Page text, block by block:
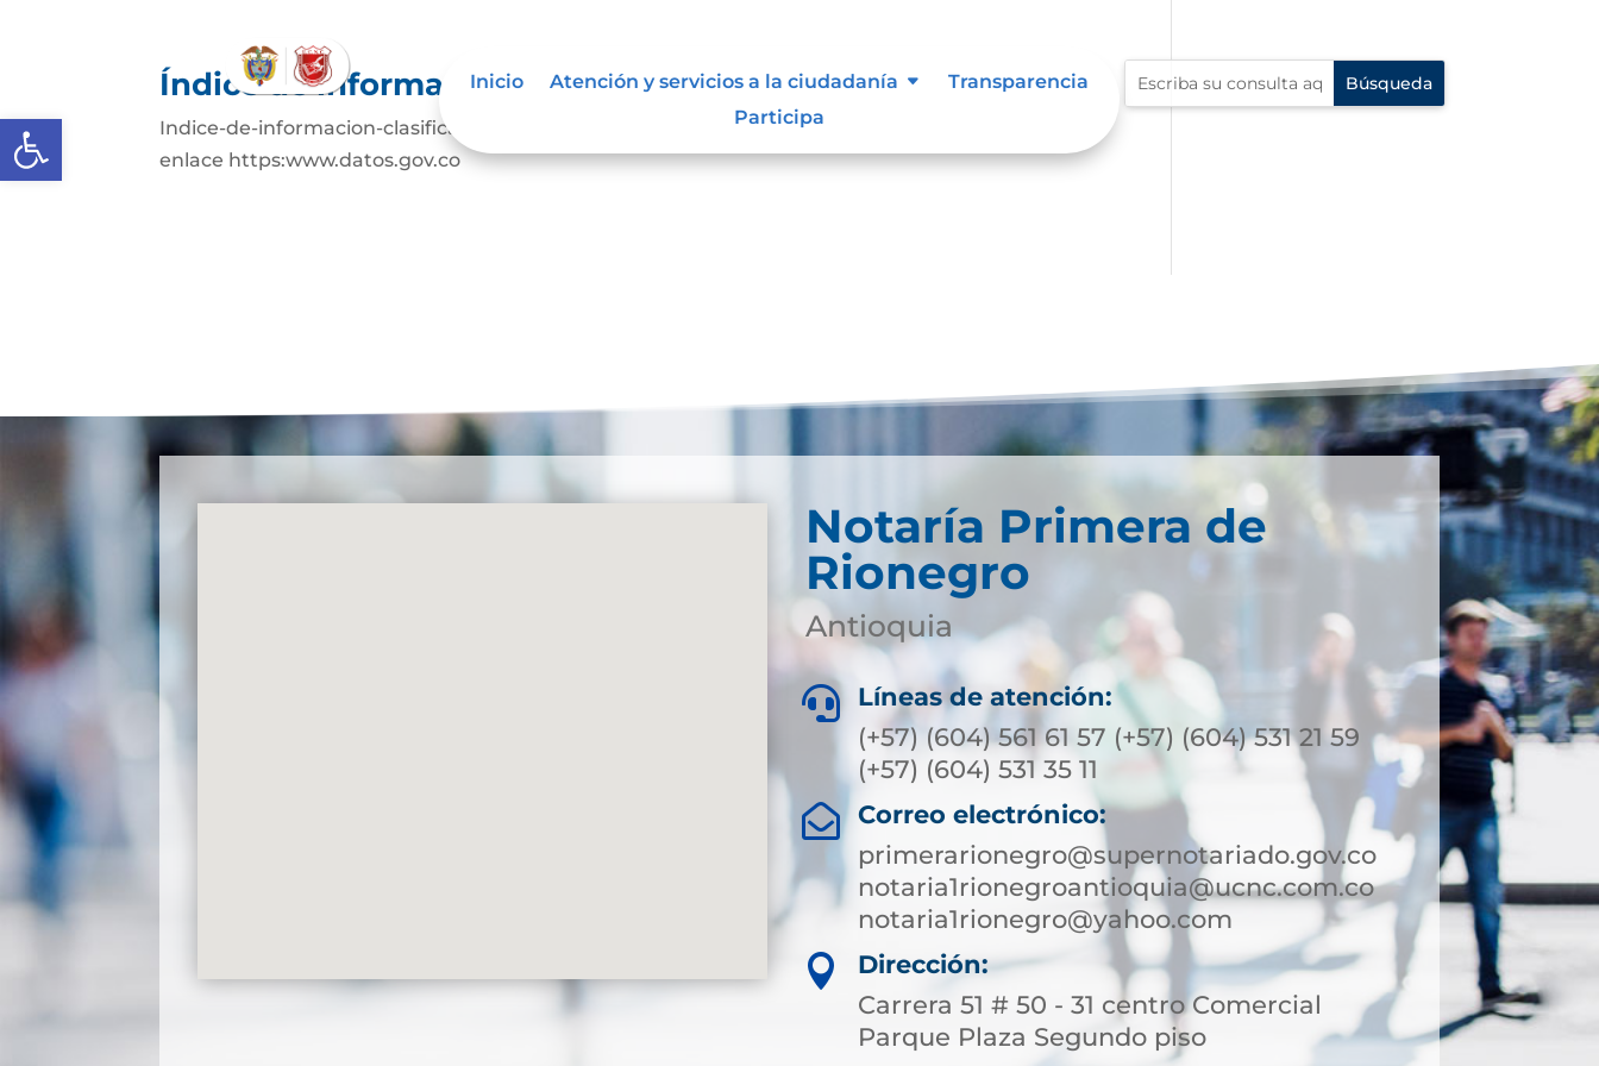
Abrir barra de herramientas
Inicio Atención y servicios a la ciudadanía
Transparencia
Participa
Índice de información clasificada y reservada
Indice-de-informacion-clasificada-y-reservada-2026Descarga Puedes visitar el siguiente
enlace https:www.datos.gov.co
Notaría Primera de
Rionegro
Antioquia

Líneas de atención:
(+57) (604) 561 61 57 (+57) (604) 531 21 59
(+57) (604) 531 35 11

Correo electrónico:
primerarionegro@supernotariado.gov.co
notaria1rionegroantioquia@ucnc.com.co
notaria1rionegro@yahoo.com

Dirección:
Carrera 51 # 50 - 31 centro Comercial
Parque Plaza Segundo piso